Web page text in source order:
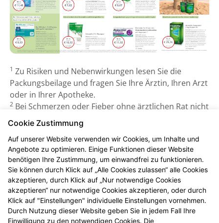
1 Zu Risiken und Nebenwirkungen lesen Sie die
Packungsbeilage und fragen Sie Ihre Ärztin, Ihren Arzt
oder in Ihrer Apotheke.
2 Bei Schmerzen oder Fieber ohne ärztlichen Rat nicht
länger anwenden als in der Packungsbeilage
vorgegeben!
© Alle Rechte vorbehalten. Nachdruck – auch
auszugsweise – ist nicht gestattet! Alle Angaben
gelten, solange der Vorrat reicht. Druckfehler
vorbehalten. Alle Preise in Euro inkl. MwSt.
4BVP = niedrigster Gesamtpreis innerhalb der letzten
30 Tage vor der Preisermäßigung
5Zu Risiken und Nebenwirkungen lesen Sie die
Cookie Zustimmung
Auf unserer Website verwenden wir Cookies, um Inhalte und
Angebote zu optimieren. Einige Funktionen dieser Website
benötigen Ihre Zustimmung, um einwandfrei zu funktionieren.
Sie können durch Klick auf „Alle Cookies zulassen“ alle Cookies
akzeptieren, durch Klick auf „Nur notwendige Cookies
akzeptieren“ nur notwendige Cookies akzeptieren, oder durch
Klick auf "Einstellungen" individuelle Einstellungen vornehmen.
Durch Nutzung dieser Website geben Sie in jedem Fall Ihre
Einwilligung zu den notwendigen Cookies. Die